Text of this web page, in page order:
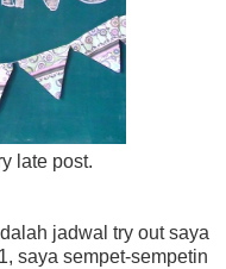
late post.
jadwal try out saya
saya sempet-sempetin